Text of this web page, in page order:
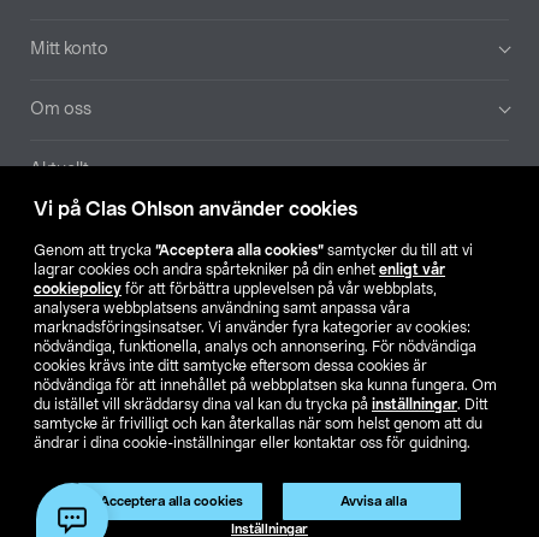
Vi på Clas Ohlson använder cookies
Genom att trycka ”Acceptera alla cookies” samtycker du till att vi
lagrar cookies och andra spårtekniker på din enhet enligt vår
cookiepolicy för att förbättra upplevelsen på vår webbplats,
analysera webbplatsens användning samt anpassa våra
marknadsföringsinsatser. Vi använder fyra kategorier av cookies:
nödvändiga, funktionella, analys och annonsering. För nödvändiga
cookies krävs inte ditt samtycke eftersom dessa cookies är
nödvändiga för att innehållet på webbplatsen ska kunna fungera. Om
du istället vill skräddarsy dina val kan du trycka på inställningar. Ditt
samtycke är frivilligt och kan återkallas när som helst genom att du
ändrar i dina cookie-inställningar eller kontaktar oss för guidning.
Acceptera alla cookies Avvisa alla
Inställningar
Mitt konto
Om oss
Aktuellt
Hitta butik
SE NO FI
Köpvillkor Privacy statement Klubbvillkor
För företag
Ändra till priser exklusive moms